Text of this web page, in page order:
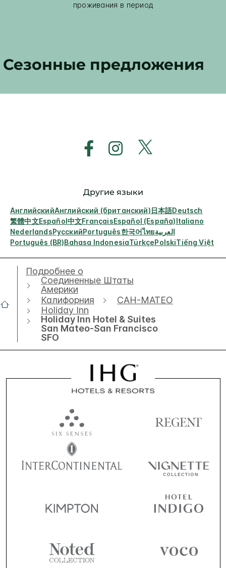
проживания в период
Сезонные предложения
Другие языки
АнглийскийАнглийский (британский)日本語Deutsch
繁體中文Español中文FrançaisEspañol (España)Italiano
NederlandsРусскийPortuguês한국어ไทยالعربية
Português (BR)Bahasa IndonesiaTürkçePolskiTiếng Việt
Подробнее о
Соединенные Штаты
Америки
Калифорния
САН-МАТЕО
Holiday Inn
Holiday Inn Hotel & Suites
San Mateo-San Francisco
SFO